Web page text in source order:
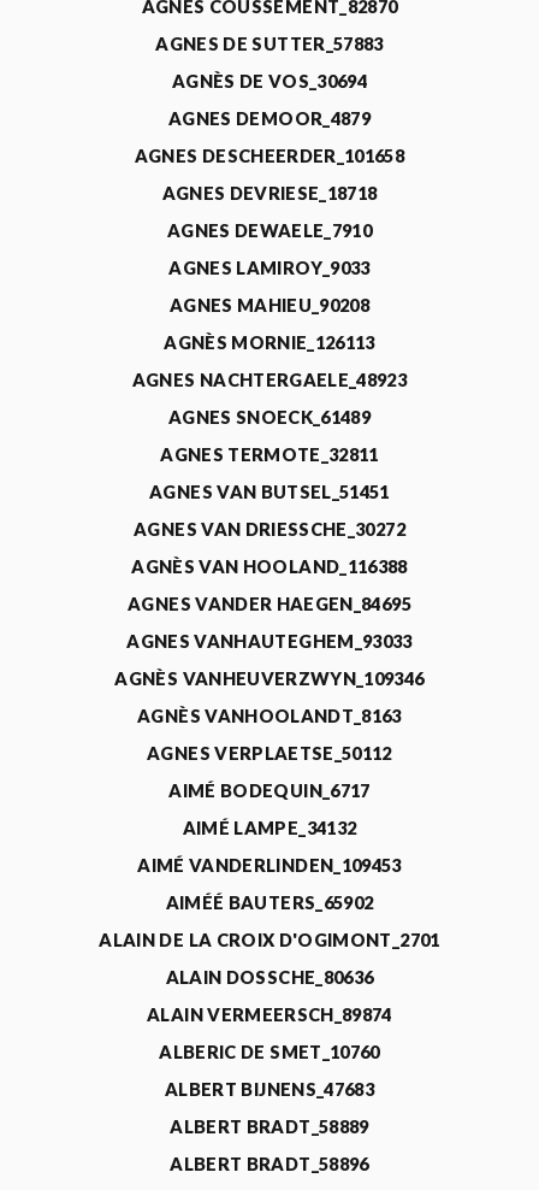
AGNES COUSSEMENT_82870
AGNES DE SUTTER_57883
AGNÈS DE VOS_30694
AGNES DEMOOR_4879
AGNES DESCHEERDER_101658
AGNES DEVRIESE_18718
AGNES DEWAELE_7910
AGNES LAMIROY_9033
AGNES MAHIEU_90208
AGNÈS MORNIE_126113
AGNES NACHTERGAELE_48923
AGNES SNOECK_61489
AGNES TERMOTE_32811
AGNES VAN BUTSEL_51451
AGNES VAN DRIESSCHE_30272
AGNÈS VAN HOOLAND_116388
AGNES VANDER HAEGEN_84695
AGNES VANHAUTEGHEM_93033
AGNÈS VANHEUVERZWYN_109346
AGNÈS VANHOOLANDT_8163
AGNES VERPLAETSE_50112
AIMÉ BODEQUIN_6717
AIMÉ LAMPE_34132
AIMÉ VANDERLINDEN_109453
AIMÉÉ BAUTERS_65902
ALAIN DE LA CROIX D'OGIMONT_2701
ALAIN DOSSCHE_80636
ALAIN VERMEERSCH_89874
ALBERIC DE SMET_10760
ALBERT BIJNENS_47683
ALBERT BRADT_58889
ALBERT BRADT_58896